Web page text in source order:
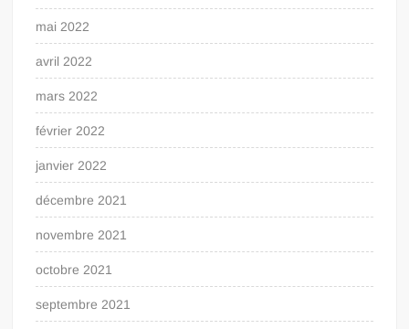
mai 2022
avril 2022
mars 2022
février 2022
janvier 2022
décembre 2021
novembre 2021
octobre 2021
septembre 2021